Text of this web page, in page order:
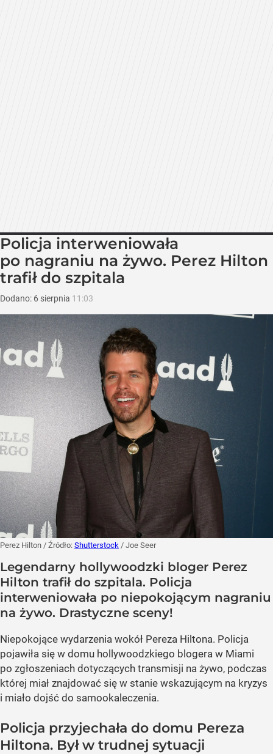
Policja interweniowała
po nagraniu na żywo. Perez Hilton
trafił do szpitala
Dodano: 6 sierpnia 11:03
Perez Hilton / Źródło: Shutterstock / Joe Seer
Legendarny hollywoodzki bloger Perez
Hilton trafił do szpitala. Policja
interweniowała po niepokojącym nagraniu
na żywo. Drastyczne sceny!
Niepokojące wydarzenia wokół Pereza Hiltona. Policja
pojawiła się w domu hollywoodzkiego blogera w Miami
po zgłoszeniach dotyczących transmisji na żywo, podczas
której miał znajdować się w stanie wskazującym na kryzys
i miało dojść do samookaleczenia.
Policja przyjechała do domu Pereza
Hiltona. Był w trudnej sytuacji